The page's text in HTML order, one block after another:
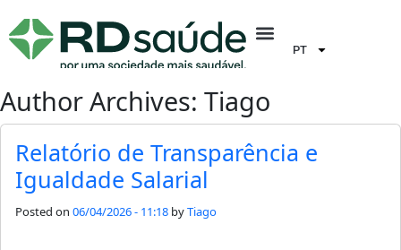
PT
Author Archives: Tiago
Relatório de Transparência e
Igualdade Salarial
Posted on 06/04/2026 - 11:18 byTiago